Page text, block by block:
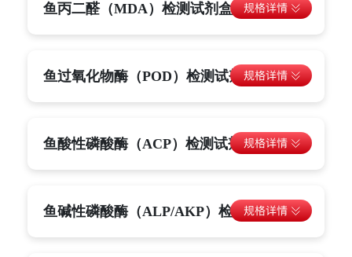
鱼丙二醛（MDA）检测试剂盒
鱼过氧化物酶（POD）检测试剂盒
鱼酸性磷酸酶（ACP）检测试剂盒
鱼碱性磷酸酶（ALP/AKP）检测试剂盒